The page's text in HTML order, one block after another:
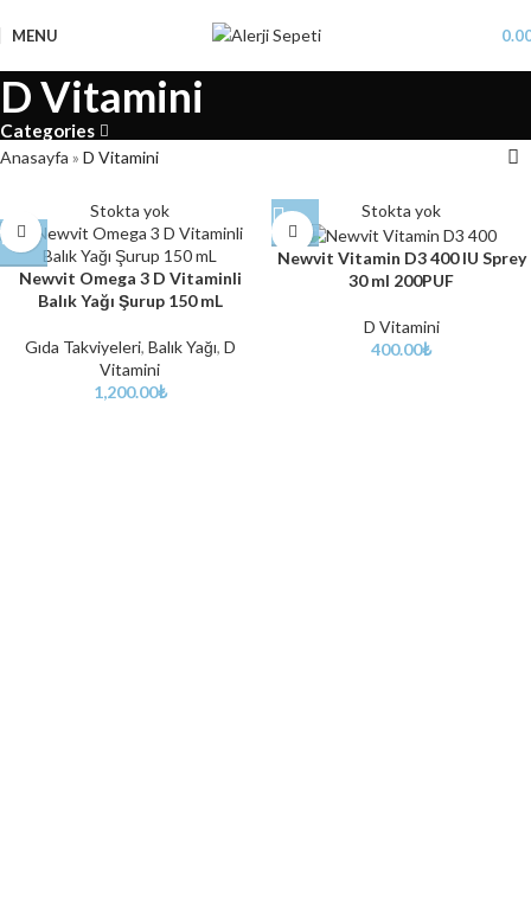
MENU
D Vitamini
Categories
Anasayfa » D Vitamini
Stokta yok
Newvit Omega 3 D Vitaminli
Balık Yağı Şurup 150 mL
Gıda Takviyeleri, Balık Yağı, D
Vitamini
1,200.00₺
Stokta yok
Newvit Vitamin D3 400 IU Sprey
30 ml 200PUF
D Vitamini
400.00₺